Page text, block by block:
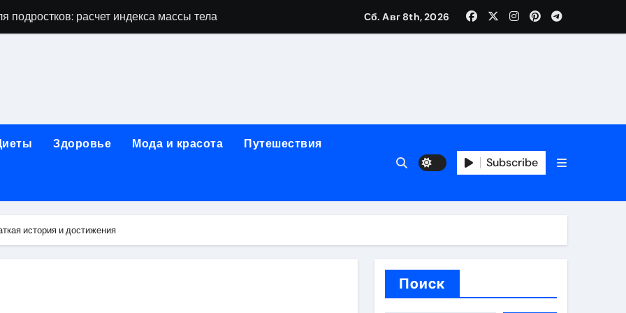
подростков: расчет индекса массы тела и ориентиры по возрасту, росту и полу
процедур и показания к лечению
неопределённость устойчивости в условиях неопределённости
региона: современные подходы, показания и риски
в салонах красоты
и сибирским городом: варианты маршрутов, тарифы и советы по планированию поездки
Сб. Авг 8th, 2026
Здоровье Мода и красота Путешествия
Subscribe
история и достижения
Поиск